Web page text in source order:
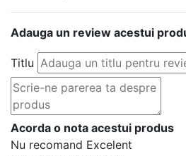
Adauga un review acestui
Titlu
Acorda o nota acestui produs
Nu recomand Excelent